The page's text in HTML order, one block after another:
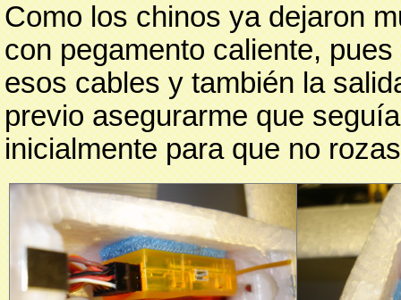
Como los chinos ya dejaron
con pegamento caliente,
esos cables y también la
previo asegurarme que
inicialmente para que no